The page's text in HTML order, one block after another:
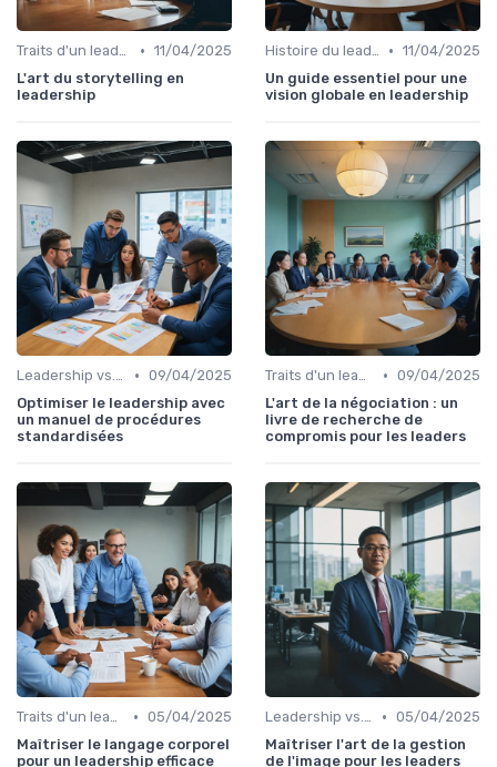
Traits d'un leader efficace • 11/04/2025
L'art du storytelling en
leadership
Histoire du leadership • 11/04/2025
Un guide essentiel pour une
vision globale en leadership
Leadership vs. Management • 09/04/2025
Optimiser le leadership avec
un manuel de procédures
standardisées
Traits d'un leader efficace • 09/04/2025
L'art de la négociation : un
livre de recherche de
compromis pour les leaders
Traits d'un leader efficace • 05/04/2025
Maîtriser le langage corporel
pour un leadership efficace
Leadership vs. Management • 05/04/2025
Maîtriser l'art de la gestion
de l'image pour les leaders